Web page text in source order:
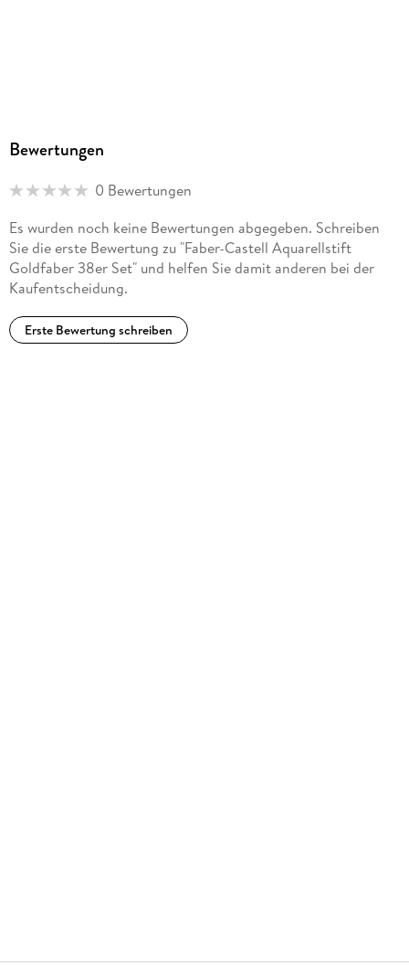
Bewertungen
0 Bewertungen
Es wurden noch keine Bewertungen abgegeben. Schreiben
Sie die erste Bewertung zu "Faber-Castell Aquarellstift
Goldfaber 38er Set" und helfen Sie damit anderen bei der
Kaufentscheidung.
Erste Bewertung schreiben